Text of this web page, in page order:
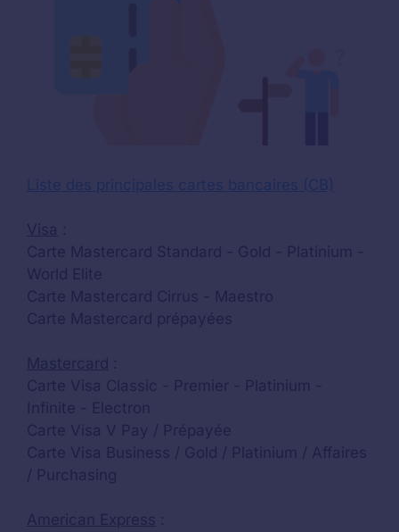
Liste des principales cartes bancaires (CB)
Visa :
Carte Mastercard Standard - Gold - Platinium -
World Elite
Carte Mastercard Cirrus - Maestro
Carte Mastercard prépayées
Mastercard :
Carte Visa Classic - Premier - Platinium -
Infinite - Electron
Carte Visa V Pay / Prépayée
Carte Visa Business / Gold / Platinium / Affaires
/ Purchasing
American Express :